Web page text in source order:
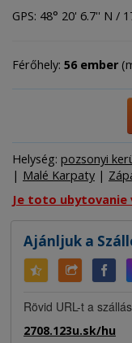
GPS: 48° 20' 6.7'' N /
Férőhely: 56 ember
Helység: pozsonyi
| Malé Karpaty |
Je toto ubytovanie
Ajánljuk a
Rövid URL-t a
2708.123u.sk/hu